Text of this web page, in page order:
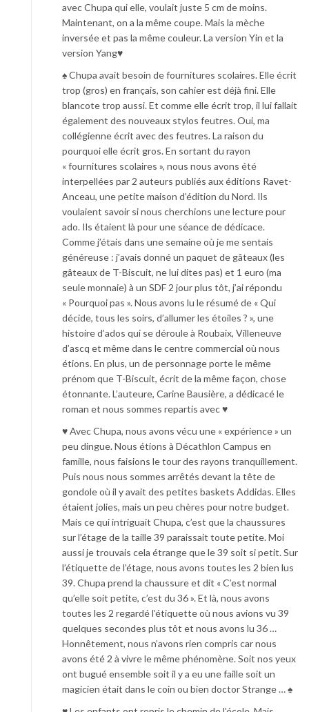
avec Chupa qui elle, voulait juste 5 cm de moins.
Maintenant, on a la même coupe. Mais la mèche
inversée et pas la même couleur. La version Yin et la
version Yang♥
♠ Chupa avait besoin de fournitures scolaires. Elle écrit
trop (gros) en français, son cahier est déjà fini. Elle
blancote trop aussi. Et comme elle écrit trop, il lui fallait
également des nouveaux stylos feutres. Oui, ma
collégienne écrit avec des feutres. La raison du
pourquoi elle écrit gros. En sortant du rayon
« fournitures scolaires », nous nous avons été
interpellées par 2 auteurs publiés aux éditions Ravet-
Anceau, une petite maison d’édition du Nord. Ils
voulaient savoir si nous cherchions une lecture pour
ado. Ils étaient là pour une séance de dédicace.
Comme j’étais dans une semaine où je me sentais
généreuse : j’avais donné un paquet de gâteaux (les
gâteaux de T-Biscuit, ne lui dites pas) et 1 euro (ma
seule monnaie) à un SDF 2 jour plus tôt, j’ai répondu
« Pourquoi pas ». Nous avons lu le résumé de « Qui
décide, tous les soirs, d’allumer les étoiles ? », une
histoire d’ados qui se déroule à Roubaix, Villeneuve
d’ascq et même dans le centre commercial où nous
étions. En plus, un de personnage porte le même
prénom que T-Biscuit, écrit de la même façon, chose
étonnante. L’auteure, Carine Bausière, a dédicacé le
roman et nous sommes repartis avec ♥
♥ Avec Chupa, nous avons vécu une « expérience » un
peu dingue. Nous étions à Décathlon Campus en
famille, nous faisions le tour des rayons tranquillement.
Puis nous nous sommes arrêtés devant la tête de
gondole où il y avait des petites baskets Addidas. Elles
étaient jolies, mais un peu chères pour notre budget.
Mais ce qui intriguait Chupa, c’est que la chaussures
sur l’étage de la taille 39 paraissait toute petite. Moi
aussi je trouvais cela étrange que le 39 soit si petit. Sur
l’étiquette de l’étage, nous avons toutes les 2 bien lus
39. Chupa prend la chaussure et dit « C’est normal
qu’elle soit petite, c’est du 36 ». Et là, nous avons
toutes les 2 regardé l’étiquette où nous avions vu 39
quelques secondes plus tôt et nous avons lu 36 …
Honnêtement, nous n’avons rien compris car nous
avons été 2 à vivre le même phénomène. Soit nos yeux
ont bugué ensemble soit il y a eu une faille soit un
magicien était dans le coin ou bien doctor Strange … ♠